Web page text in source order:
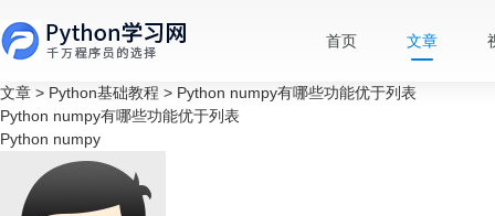
首页 文章
文章 > Python基础教程 > Python numpy有哪些功能优于列表
Python numpy有哪些功能优于列表
Python numpy